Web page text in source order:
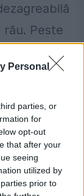
Personal
parties, or
for
opt-out
that after your
seeing
utilized by
prior to
rău. Peste
american
Duke, din
Unite, a